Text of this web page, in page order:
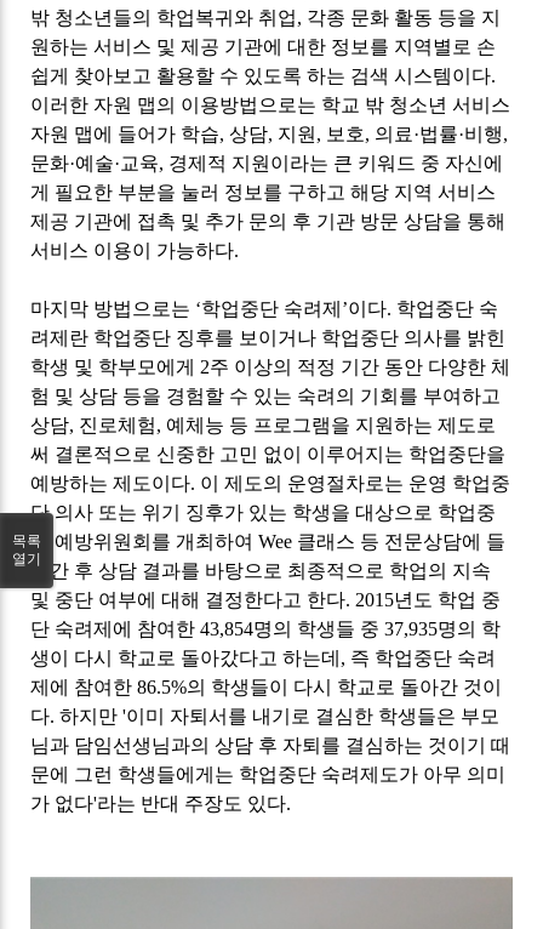
밖 청소년들의 학업복귀와 취업, 각종 문화 활동 등을 지
원하는 서비스 및 제공 기관에 대한 정보를 지역별로 손
쉽게 찾아보고 활용할 수 있도록 하는 검색 시스템이다.
이러한 자원 맵의 이용방법으로는 학교 밖 청소년 서비스
자원 맵에 들어가 학습,상담, 지원 , 보호, 의료·법률·비행,
문화·예술·교육, 경제적 지원이라는 큰 키워드 중 자신에
게 필요한 부분을 눌러 정보를 구하고 해당 지역 서비스
제공 기관에 접촉 및 추가 문의 후 기관 방문 상담을 통해
서비스 이용이 가능하다.
마지막 방법으로는 ‘학업중단 숙려제 ’이다. 학업중단 숙
려제란 학업중단 징후를 보이거나 학업중단 의사를 밝힌
학생 및 학부모에게 2주 이상의 적정 기간 동안 다양한 체
험 및 상담 등을 경험할 수 있는 숙려의 기회를 부여하고
상담, 진로체험, 예체능 등 프로그램을 지원하는 제도로
써 결론적으로 신중한 고민 없이 이루어지는 학업중단을
예방하는 제도이다. 이 제도의 운영절차로는 운영 학업중
단 의사 또는 위기 징후가 있는 학생을 대상으로 학업중
단 예방위원회를 개최하여Wee 클래스 등 전문상담에 들
어간 후 상담 결과를 바탕으로 최종적으로 학업의 지속
및 중단 여부에 대해 결정한다고 한다. 2015년도 학업 중
단 숙려제에 참여한43,854명의 학생들 중37,935명의 학
생이 다시 학교로 돌아갔다고 하는데 , 즉 학업중단 숙려
제에 참여한86.5%의 학생들이 다시 학교로 돌아간 것이
다.하지만'이미 자퇴서를 내기로 결심한 학생들은 부모
님과 담임선생님과의 상담 후 자퇴를 결심하는 것이기 때
문에 그런 학생들에게는 학업중단 숙려제도가 아무 의미
가 없다'라는 반대 주장도 있다.
목록
열기